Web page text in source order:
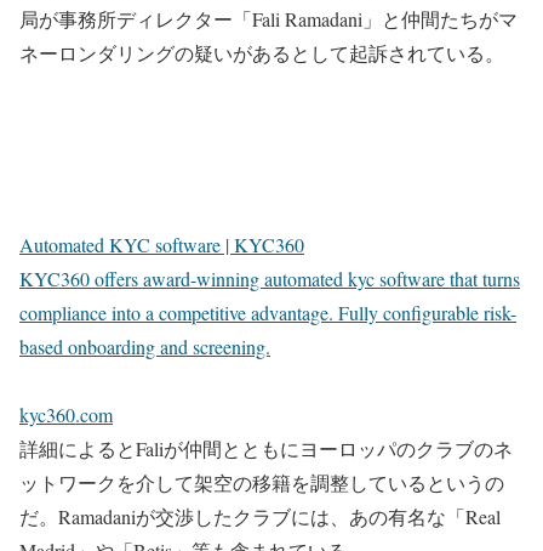
局が事務所ディレクター「Fali Ramadani」と仲間たちがマ
ネーロンダリングの疑いがあるとして起訴されている。
Automated KYC software | KYC360
KYC360 offers award-winning automated kyc software that turns
compliance into a competitive advantage. Fully configurable risk-
based onboarding and screening.
kyc360.com
詳細によるとFaliが仲間とともにヨーロッパのクラブのネ
ットワークを介して架空の移籍を調整しているというの
だ。Ramadaniが交渉したクラブには、あの有名な「Real